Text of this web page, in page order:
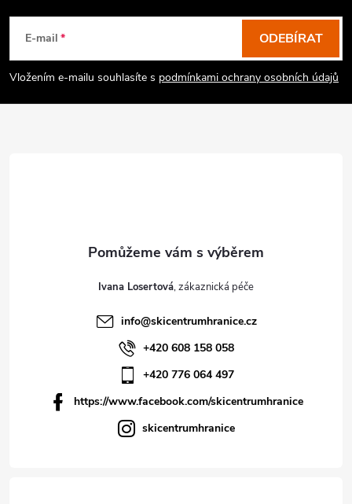
E-mail
Vložením e-mailu souhlasíte s podmínkami ochrany osobních údajů
ODEBÍRAT
Ivana Losertová
info@skicentrumhranice.cz
+420 608 158 058
+420 776 064 497
https://www.facebook.com/skicentrumhranice
skicentrumhranice